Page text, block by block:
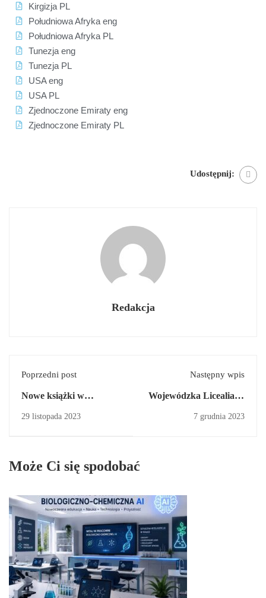
Kirgizja PL
Południowa Afryka eng
Południowa Afryka PL
Tunezja eng
Tunezja PL
USA eng
USA PL
Zjednoczone Emiraty eng
Zjednoczone Emiraty PL
Udostępnij:
Redakcja
Poprzedni post
Nowe książki w
29 listopada 2023
Następny wpis
Wojewódzka Licealiada
7 grudnia 2023
Może Ci się spodobać